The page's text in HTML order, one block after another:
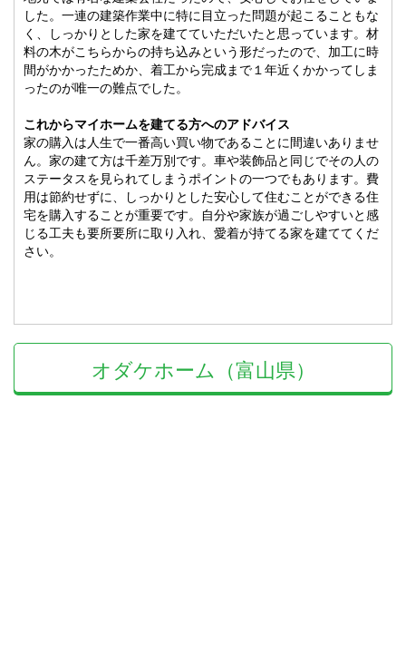
した。一連の建築作業中に特に目立った問題が起こることもな
く、しっかりとした家を建てていただいたと思っています。材
料の木がこちらからの持ち込みという形だったので、加工に時
間がかかったためか、着工から完成まで１年近くかかってしま
ったのが唯一の難点でした。
これからマイホームを建てる方へのアドバイス
家の購入は人生で一番高い買い物であることに間違いありませ
ん。家の建て方は千差万別です。車や装飾品と同じでその人の
ステータスを見られてしまうポイントの一つでもあります。費
用は節約せずに、しっかりとした安心して住むことができる住
宅を購入することが重要です。自分や家族が過ごしやすいと感
じる工夫も要所要所に取り入れ、愛着が持てる家を建ててくだ
さい。
オダケホーム（富山県）